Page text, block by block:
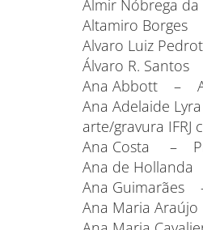
Almir Nóbrega
Altamiro
Alvaro Luiz
Álvaro R.
Ana Abbott –
Ana Adelaide
arte/gravura IFRJ
Ana Costa –
Ana de
Ana Guimarães
Ana Maria